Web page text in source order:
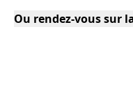
Ou rendez-vous sur